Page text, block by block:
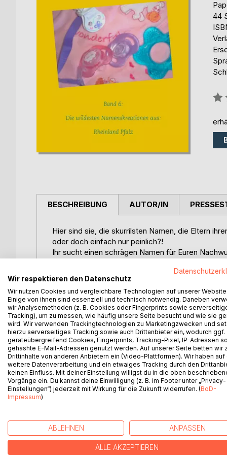
44
BESCHREIBUNG
Hier sind sie, die skurrilsten Namen, die Eltern
oder doch einfach nur peinlich?!
Ihr sucht einen schrägen Namen für Euren
Sortiert nach den deutschen Bundesländern.
Band 1: Sachsen
Band 2: Bayern
Band 3: Berlin
Band 4: Thüringen
Band 5: Bremen
Und nun endlich: Band 6: Rheinland Pfalz!
Just for Fun.
AUTOR/IN
WEITERE TITEL BEI
Wir respektieren den Datenschutz
Wir nutzen Cookies und vergleichbare Technologien auf unserer
Einige von ihnen sind essenziell und technisch notwendig. Daneben
wir Analysemethoden (z. B. Cookies oder Fingerprints sowie
Tracking), um zu messen, wie häufig unsere Seite besucht und wie sie
wird. Wir verwenden Trackingtechnologien zu Marketingzwecken und
hierzu serverseitiges Tracking sowie auch Drittanbieter ein, wodurch ggf.
geräteübergreifend Cookies, Fingerprints, Tracking-Pixel, IP-Adressen
gehashte E-Mail-Adressen genutzt werden. Auf unserer Seite betten wir
Drittinhalte von anderen Anbietern ein (Video-Plattformen). Wir haben auf
weitere Datenverarbeitung und ein etwaiges Tracking durch den
keinen Einfluss. Mit deiner Einstellung willigst du in die oben
Vorgänge ein. Du kannst deine Einwilligung (z. B. im Footer unter „Privacy-
Einstellungen“) jederzeit mit Wirkung für die Zukunft widerrufen. (BoD-
Impressum)
ABLEHNEN ANPASSEN
ALLE AKZEPTIEREN